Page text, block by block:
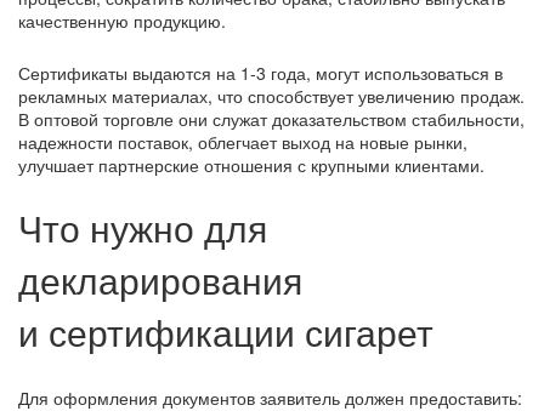
качественную продукцию.
Сертификаты выдаются на 1-3 года, могут использоваться в
рекламных материалах, что способствует увеличению продаж.
В оптовой торговле они служат доказательством стабильности,
надежности поставок, облегчает выход на новые рынки,
улучшает партнерские отношения с крупными клиентами.
Что нужно для
декларирования
и сертификации сигарет
Для оформления документов заявитель должен предоставить: